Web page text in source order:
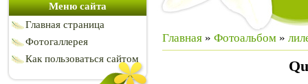
Меню сайта
Главная страница
Фотогаллерея
Как пользоваться сайтом
Главная » Фотоальбом »